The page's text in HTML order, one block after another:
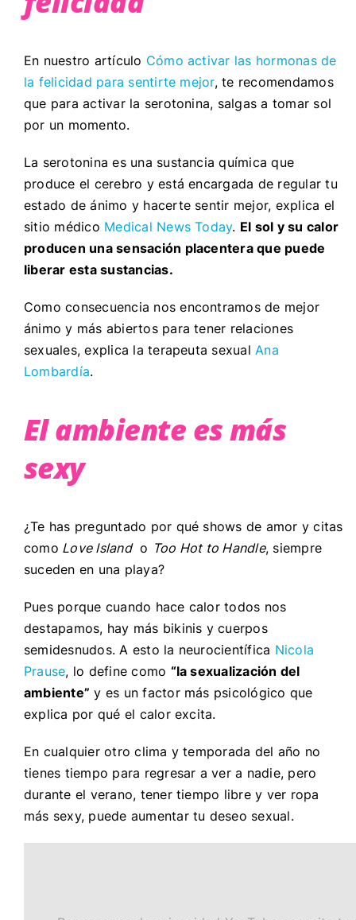
En nuestro artículo Cómo activar las hormonas de
la felicidad para sentirte mejor, te recomendamos
que para activar la serotonina, salgas a tomar sol
por un momento.
La serotonina es una sustancia química que
produce el cerebro y está encargada de regular tu
estado de ánimo y hacerte sentir mejor, explica el
sitio médico Medical News Today. El sol y su calor
producen una sensación placentera que puede
liberar esta sustancias.
Como consecuencia nos encontramos de mejor
ánimo y más abiertos para tener relaciones
sexuales, explica la terapeuta sexual Ana
Lombardía.
El ambiente es más
sexy
¿Te has preguntado por qué shows de amor y citas
como Love Islando Too Hot to Handle, siempre
suceden en una playa?
Pues porque cuando hace calor todos nos
destapamos, hay más bikinis y cuerpos
semidesnudos. A esto la neurocientífica Nicola
Prause, lo define como “la sexualización del
ambiente” y es un factor más psicológico que
explica por qué el calor excita.
En cualquier otro clima y temporada del año no
tienes tiempo para regresar a ver a nadie, pero
durante el verano, tener tiempo libre y ver ropa
más sexy, puede aumentar tu deseo sexual.